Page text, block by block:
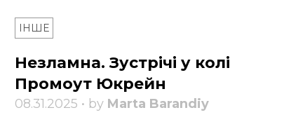
ІНШЕ
Незламна. Зустрічі у колі
Промоут Юкрейн
08.31.2025 • by Marta Barandiy